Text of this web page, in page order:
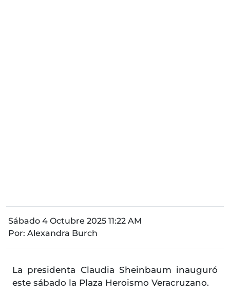
Sábado 4 Octubre 2025 11:22 AM
Por: Alexandra Burch
La presidenta Claudia Sheinbaum inauguró
este sábado la Plaza Heroismo Veracruzano.